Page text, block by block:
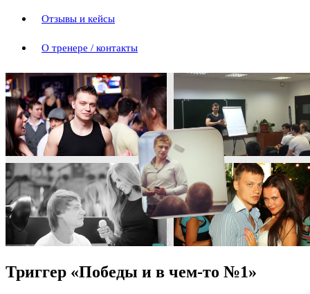
Отзывы и кейсы
О тренере / контакты
Триггер «Победы и в чем-то №1»